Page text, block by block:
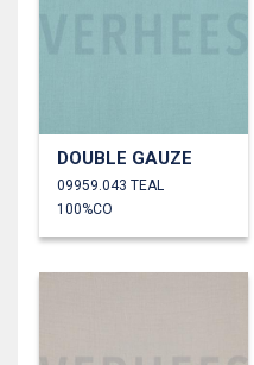
DOUBLE GAUZE
09959.043 TEAL
100%CO